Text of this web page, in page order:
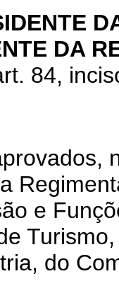
DA
84,
e
do